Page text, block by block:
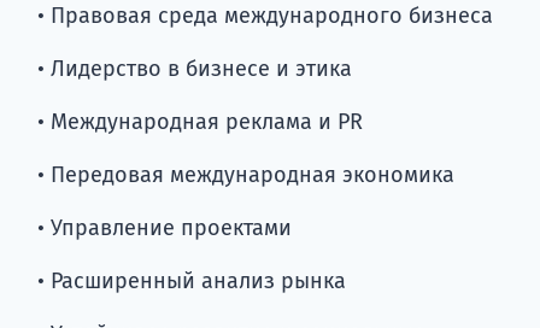
• Правовая среда международного бизнеса
• Лидерство в бизнесе и этика
• Международная реклама и PR
• Передовая международная экономика
• Управление проектами
• Расширенный анализ рынка